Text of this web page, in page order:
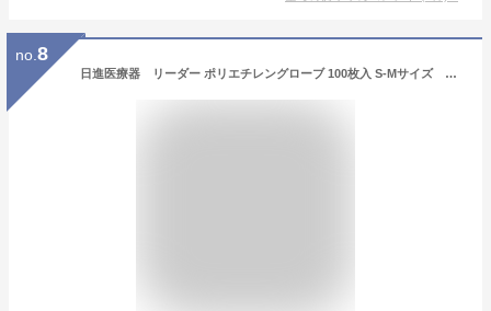
no. 8
日進医療器 リーダー ポリエチレングローブ 100枚入 S-Mサイズ 左右兼用 (全長270×手のひらの幅147×中指長さ84mm)（使い捨て手袋）（4955574844818）